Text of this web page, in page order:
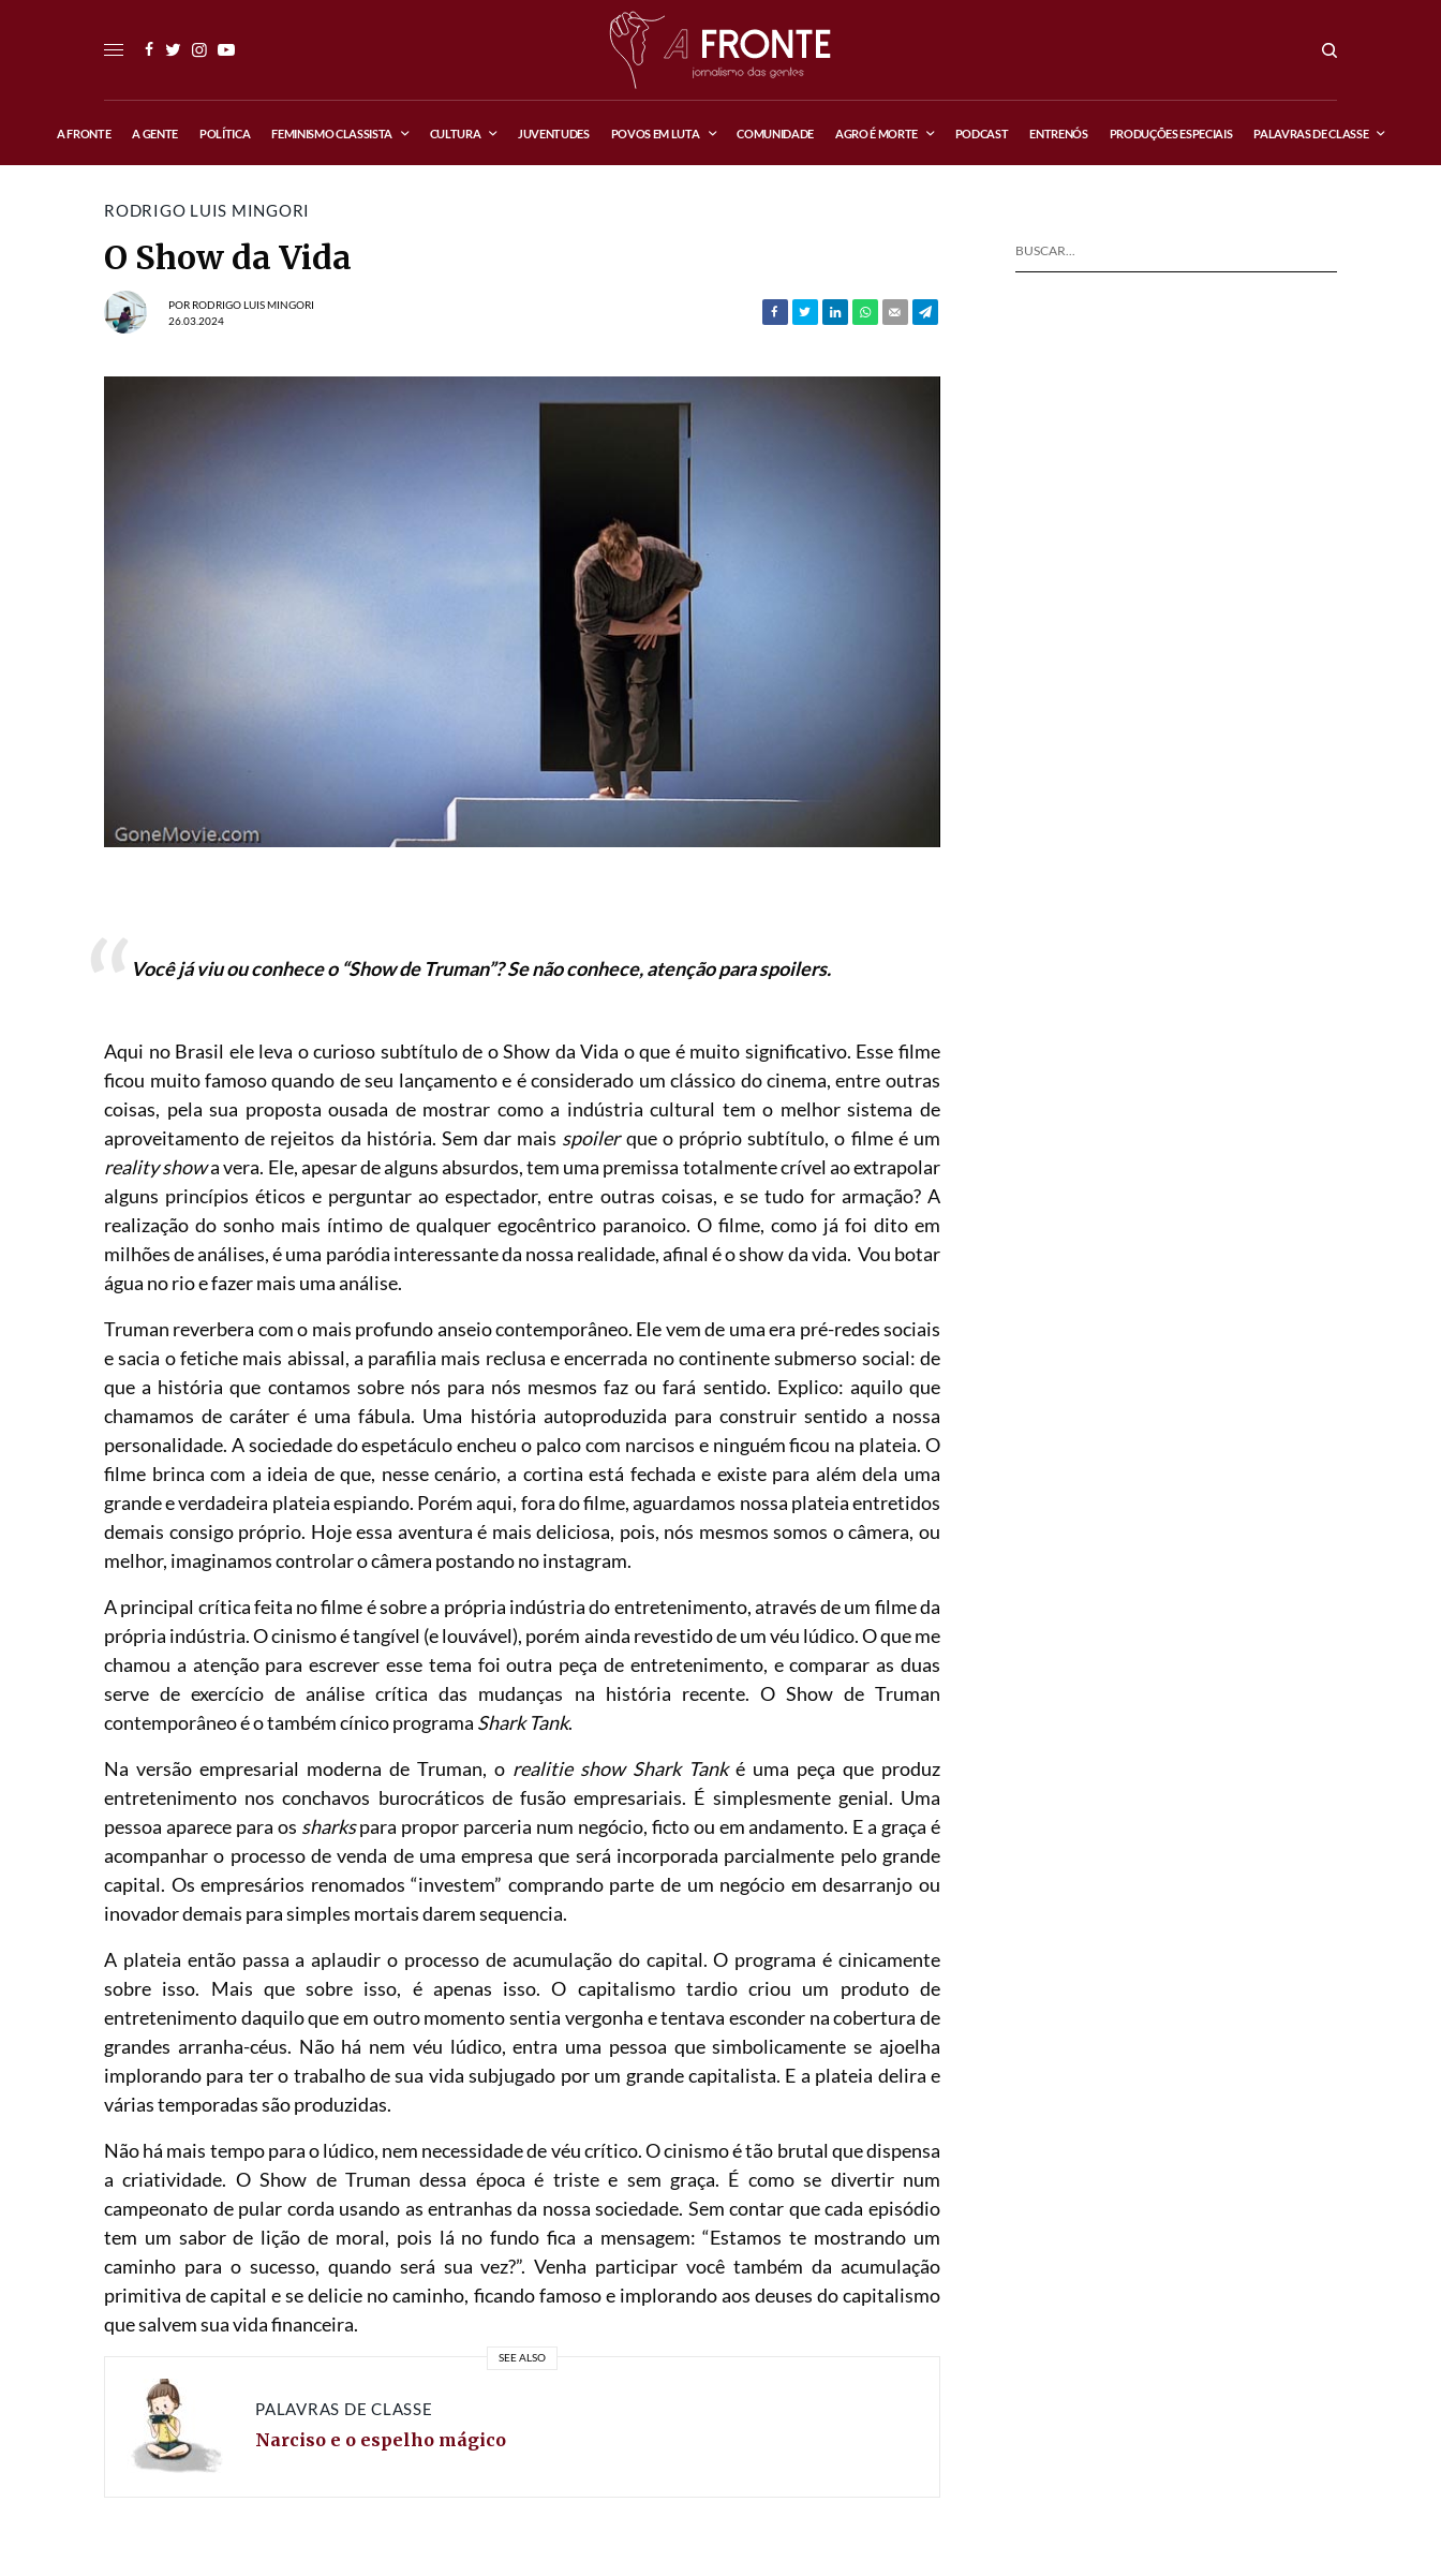
A FRONTE A GENTE POLÍTICA FEMINISMO CLASSISTA CULTURA JUVENTUDES POVOS EM LUTA COMUNIDADE AGRO É MORTE PODCAST ENTRENÓS PRODUÇÕES ESPECIAIS PALAVRAS DE CLASSE
RODRIGO LUIS MINGORI
O Show da Vida
POR RODRIGO LUIS MINGORI
26.03.2024
Você já viu ou conhece o “Show de Truman”? Se não conhece, atenção para spoilers.
Aqui no Brasil ele leva o curioso subtítulo de o Show da Vida o que é muito significativo. Esse filme
ficou muito famoso quando de seu lançamento e é considerado um clássico do cinema, entre outras
coisas, pela sua proposta ousada de mostrar como a indústria cultural tem o melhor sistema de
aproveitamento de rejeitos da história. Sem dar mais spoilerque o próprio subtítulo, o filme é um
reality showa vera. Ele, apesar de alguns absurdos, tem uma premissa totalmente crível ao extrapolar
alguns princípios éticos e perguntar ao espectador, entre outras coisas, e se tudo for armação? A
realização do sonho mais íntimo de qualquer egocêntrico paranoico. O filme, como já foi dito em
milhões de análises, é uma paródia interessante da nossa realidade, afinal é o show da vida. Vou botar
água no rio e fazer mais uma análise.
Truman reverbera com o mais profundo anseio contemporâneo. Ele vem de uma era pré-redes sociais
e sacia o fetiche mais abissal, a parafilia mais reclusa e encerrada no continente submerso social: de
que a história que contamos sobre nós para nós mesmos faz ou fará sentido. Explico: aquilo que
chamamos de caráter é uma fábula. Uma história autoproduzida para construir sentido a nossa
personalidade. A sociedade do espetáculo encheu o palco com narcisos e ninguém ficou na plateia. O
filme brinca com a ideia de que, nesse cenário, a cortina está fechada e existe para além dela uma
grande e verdadeira plateia espiando. Porém aqui, fora do filme, aguardamos nossa plateia entretidos
demais consigo próprio. Hoje essa aventura é mais deliciosa, pois, nós mesmos somos o câmera, ou
melhor, imaginamos controlar o câmera postando no instagram.
A principal crítica feita no filme é sobre a própria indústria do entretenimento, através de um filme da
própria indústria. O cinismo é tangível (e louvável), porém ainda revestido de um véu lúdico. O que me
chamou a atenção para escrever esse tema foi outra peça de entretenimento, e comparar as duas
serve de exercício de análise crítica das mudanças na história recente. O Show de Truman
contemporâneo é o também cínico programa Shark Tank.
Na versão empresarial moderna de Truman, o realitie show Shark Tanké uma peça que produz
entretenimento nos conchavos burocráticos de fusão empresariais. É simplesmente genial. Uma
pessoa aparece para os sharkspara propor parceria num negócio, ficto ou em andamento. E a graça é
acompanhar o processo de venda de uma empresa que será incorporada parcialmente pelo grande
capital. Os empresários renomados “investem” comprando parte de um negócio em desarranjo ou
inovador demais para simples mortais darem sequencia.
A plateia então passa a aplaudir o processo de acumulação do capital. O programa é cinicamente
sobre isso. Mais que sobre isso, é apenas isso. O capitalismo tardio criou um produto de
entretenimento daquilo que em outro momento sentia vergonha e tentava esconder na cobertura de
grandes arranha-céus. Não há nem véu lúdico, entra uma pessoa que simbolicamente se ajoelha
implorando para ter o trabalho de sua vida subjugado por um grande capitalista. E a plateia delira e
várias temporadas são produzidas.
Não há mais tempo para o lúdico, nem necessidade de véu crítico. O cinismo é tão brutal que dispensa
a criatividade. O Show de Truman dessa época é triste e sem graça. É como se divertir num
campeonato de pular corda usando as entranhas da nossa sociedade. Sem contar que cada episódio
tem um sabor de lição de moral, pois lá no fundo fica a mensagem: “Estamos te mostrando um
caminho para o sucesso, quando será sua vez?”. Venha participar você também da acumulação
primitiva de capital e se delicie no caminho, ficando famoso e implorando aos deuses do capitalismo
que salvem sua vida financeira.
SEE ALSO
PALAVRAS DE CLASSE
Narciso e o espelho mágico